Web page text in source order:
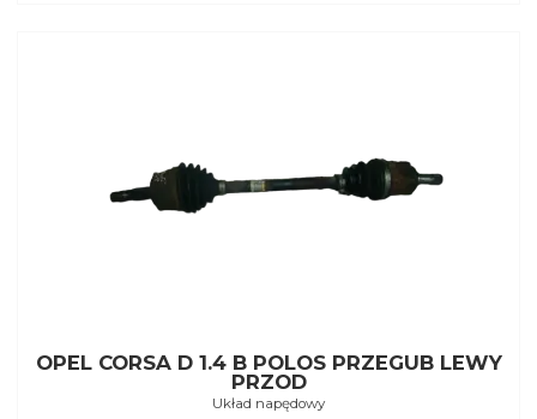
OPEL CORSA D 1.4 B POLOS PRZEGUB LEWY
PRZOD
Układ napędowy